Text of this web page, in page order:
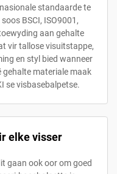
standaarde te
BSCI, ISO9001,
aan gehalte
vir tallose visuitstappe,
en styl bied wanneer
gehalte materiale maak
se visbasebalpetse.
elke visser
gaan ook oor om goed